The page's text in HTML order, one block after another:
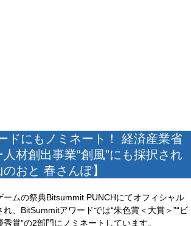
ドにもノミネート！ 経済産業省
材創出事業“創風”にも採択され
おと 春さんぽ】
ムの祭典Bitsummit PUNCHにてオフィシャル
、BitSummitアワードでは“朱色賞＜大賞＞”“ビ
賞”の2部門にノミネートしています。